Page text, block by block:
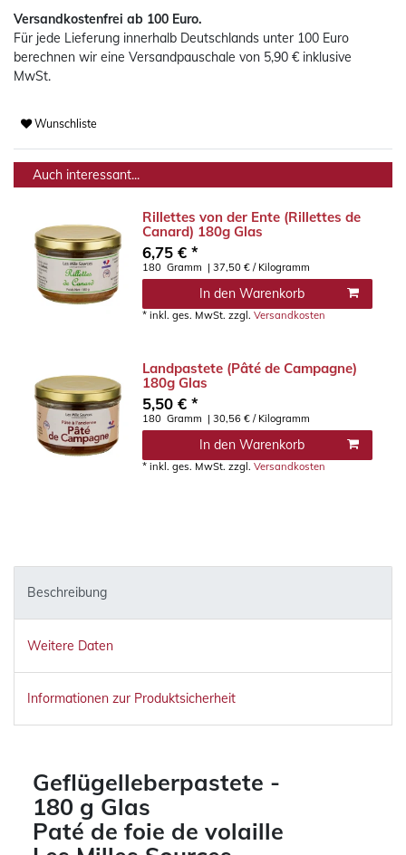
Versandkostenfrei ab 100 Euro.
Für jede Lieferung innerhalb Deutschlands unter 100 Euro
berechnen wir eine Versandpauschale von 5,90 € inklusive
MwSt.
Wunschliste
Auch interessant...
Rillettes von der Ente (Rillettes de
Canard) 180g Glas
6,75 € *
180 Gramm | 37,50 € / Kilogramm
In den Warenkorb
*inkl. ges. MwSt. zzgl.Versandkosten
Landpastete (Pâté de Campagne)
180g Glas
5,50 € *
180 Gramm | 30,56 € / Kilogramm
In den Warenkorb
*inkl. ges. MwSt. zzgl.Versandkosten
Beschreibung
Weitere Daten
Informationen zur Produktsicherheit
Geflügelleberpastete -
180 g Glas
Paté de foie de volaille